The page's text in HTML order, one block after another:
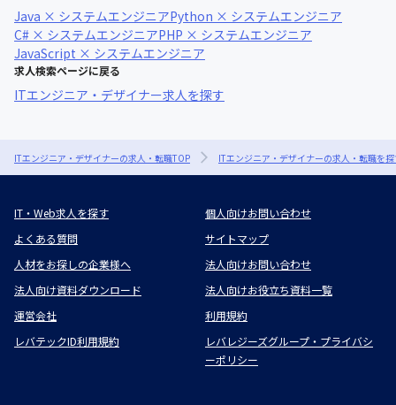
Java × システムエンジニアPython × システムエンジニア
C# × システムエンジニアPHP × システムエンジニア
JavaScript × システムエンジニア
求人検索ページに戻る
ITエンジニア・デザイナー求人を探す
ITエンジニア・デザイナーの求人・転職TOP ITエンジニア・デザイナーの求人・転職を
IT・Web求人を探す
個人向けお問い合わせ
よくある質問
サイトマップ
人材をお探しの企業様へ
法人向けお問い合わせ
法人向け資料ダウンロード
法人向けお役立ち資料一覧
運営会社
利用規約
レバテックID利用規約
レバレジーズグループ・プライバシ
ーポリシー